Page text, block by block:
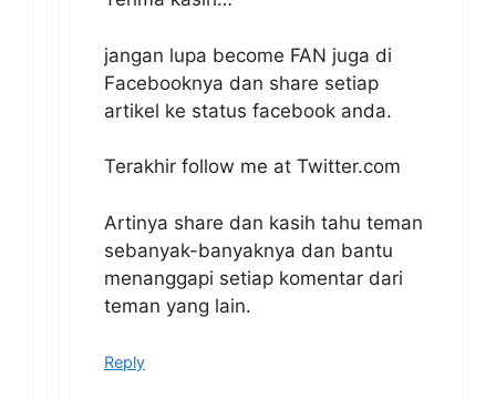
jangan lupa become FAN juga di
Facebooknya dan share setiap
artikel ke status facebook anda.
Terakhir follow me at Twitter.com
Artinya share dan kasih tahu teman
sebanyak-banyaknya dan bantu
menanggapi setiap komentar dari
teman yang lain.
Reply